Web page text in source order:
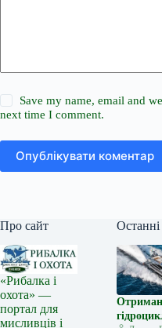
Save my name, email and
next time I comment.
Опублікувати коментар
Про сайт
«Рибалка і
охота» —
портал для
мисливців і